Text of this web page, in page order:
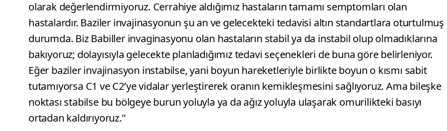
olarak değerlendirmiyoruz. Cerrahiye aldığımız hastaların tamamı semptomları olan
hastalardır. Baziler invajinasyonun şu an ve gelecekteki tedavisi altın standartlara oturtulmuş
durumda. Biz Babiller invaginasyonu olan hastaların stabil ya da instabil olup olmadıklarına
bakıyoruz; dolayısıyla gelecekte planladığımız tedavi seçenekleri de buna göre belirleniyor.
Eğer baziler invajinasyon instabilse, yani boyun hareketleriyle birlikte boyun o kısmı sabit
tutamıyorsa C1 ve C2’ye vidalar yerleştirerek oranın kemikleşmesini sağlıyoruz. Ama bileşke
noktası stabilse bu bölgeye burun yoluyla ya da ağız yoluyla ulaşarak omurilikteki basıyı
ortadan kaldırıyoruz."